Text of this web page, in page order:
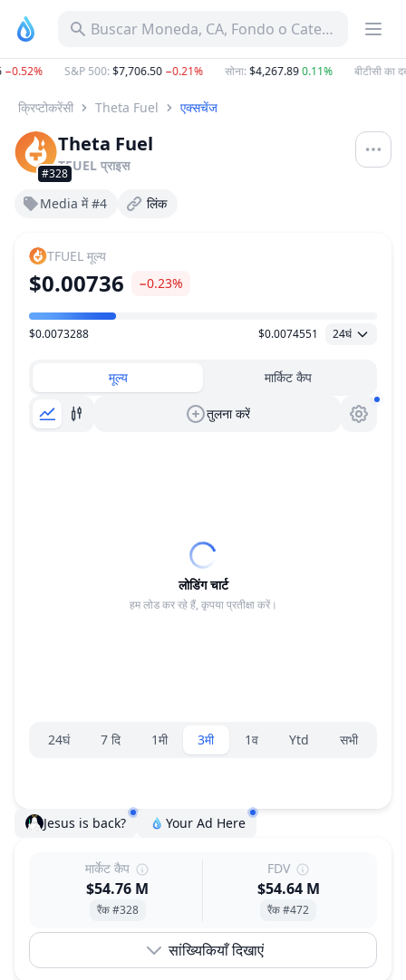
Buscar Moneda, CA, Fondo o Categoría
−0.52% S&P 500:$7,706.50−0.21% सोना:$4,267.890.11% बीटीसी का
क्रिप्टोकरेंसी Theta Fuel एक्सचेंज
#328
Theta Fuel
TFUEL प्राइस
Media में #4 लिंक
TFUEL मूल्य
$0.00736 −0.23%
मूल्य सीमा
$0.0073288 $0.0074551 24घं
मूल्य मार्किट कैप
तुलना करें
लोडिंग चार्ट
हम लोड कर रहे हैं, कृपया प्रतीक्षा करें।
रेंज चयनकर्ता।
24घं 7 दि 1मी 3मी 1व Ytd सभी
Jesus is back? Your Ad Here
मार्केट कैप
$54.76 M
रैंक #328
FDV
$54.64 M
रैंक #472
सांख्यिकियाँ दिखाएं